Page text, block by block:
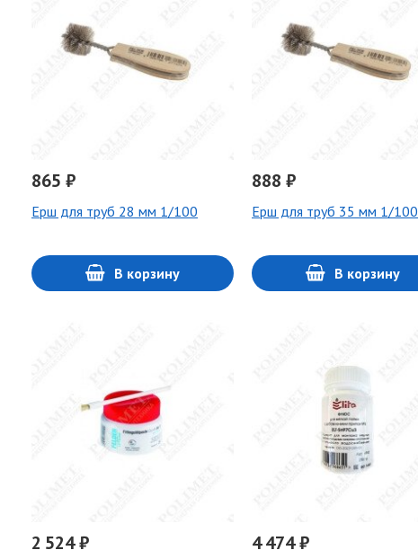
865 ₽
Ерш для труб 28 мм 1/100
В корзину
888 ₽
Ерш для труб 35 мм 1/100
В корзину
2 524 ₽ 4 474 ₽